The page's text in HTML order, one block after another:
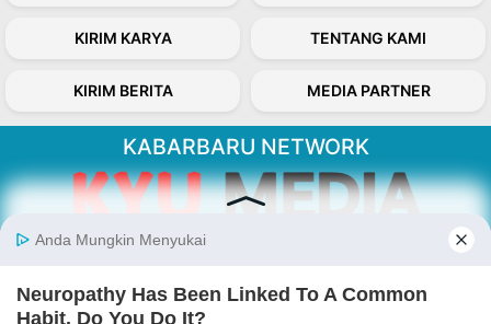
KIRIM KARYA TENTANG KAMI
KIRIM BERITA MEDIA PARTNER
KABARBARU NETWORK
Kabarbaru.co menyajikan berita aktual dan